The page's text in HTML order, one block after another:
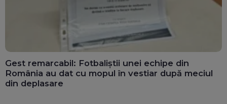
Gest remarcabil: Fotbaliștii unei echipe din
România au dat cu mopul în vestiar după meciul
din deplasare